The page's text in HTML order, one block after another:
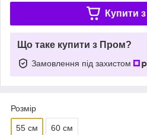
Купити з
Що таке купити з Пром?
Замовлення під захистом
Розмір
55 см 60 см